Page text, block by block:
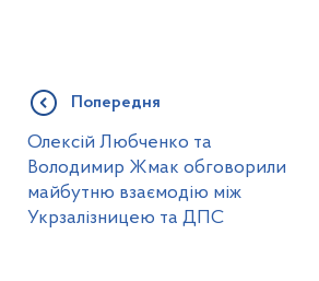
Попередня
Олексій Любченко та
Володимир Жмак обговорили
майбутню взаємодію між
Укрзалізницею та ДПС